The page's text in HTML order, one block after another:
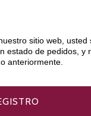
sitio web,
estado de pedidos, y
anteriormente.